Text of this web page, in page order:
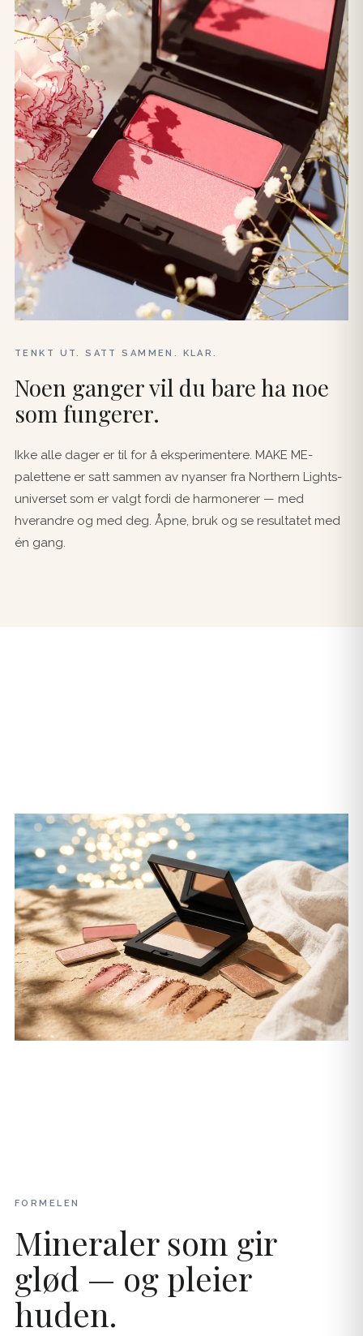
TENKT UT. SATT SAMMEN. KLAR.
Noen ganger vil du bare ha noe
som fungerer.
Ikke alle dager er til for å eksperimentere. MAKE ME-
palettene er satt sammen av nyanser fra Northern Lights-
universet som er valgt fordi de harmonerer — med
hverandre og med deg. Åpne, bruk og se resultatet med
én gang.
FORMELEN
Mineraler som gir
glød — og pleier
huden.